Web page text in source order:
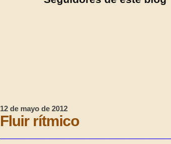
12 de mayo de 2012
Fluir rítmico